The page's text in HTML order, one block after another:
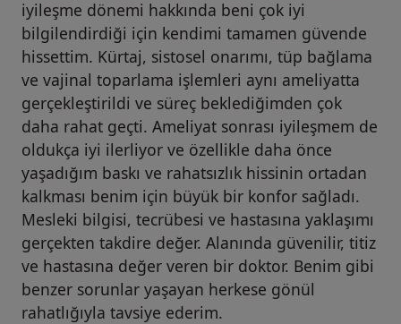
iyileşme dönemi hakkında beni çok iyi
bilgilendirdiği için kendimi tamamen güvende
hissettim. Kürtaj, sistosel onarımı, tüp bağlama
ve vajinal toparlama işlemleri aynı ameliyatta
gerçekleştirildi ve süreç beklediğimden çok
daha rahat geçti. Ameliyat sonrası iyileşmem de
oldukça iyi ilerliyor ve özellikle daha önce
yaşadığım baskı ve rahatsızlık hissinin ortadan
kalkması benim için büyük bir konfor sağladı.
Mesleki bilgisi, tecrübesi ve hastasına yaklaşımı
gerçekten takdire değer. Alanında güvenilir, titiz
ve hastasına değer veren bir doktor. Benim gibi
benzer sorunlar yaşayan herkese gönül
rahatlığıyla tavsiye ederim.